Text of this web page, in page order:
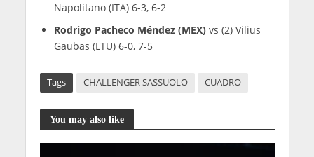
Napolitano (ITA) 6-3, 6-2
Rodrigo Pacheco Méndez (MEX)vs (2) Vilius
Gaubas (LTU) 6-0, 7-5
Tags CHALLENGER SASSUOLO CUADRO
You may also like